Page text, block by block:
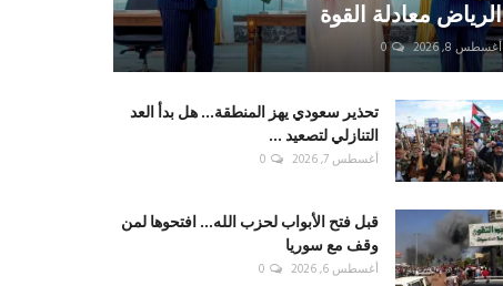
الرياض معادلة القوة
أغسطس 8, 2026 0
تحذير سعودي يهز المنطقة... هل بدأ العد
التنازلي لتصعيد ...
أغسطس 7, 2026 0
قبل فتح الأبواب لحزب الله... افتحوها لمن
وقف مع سوريا
أغسطس 6, 2026 0